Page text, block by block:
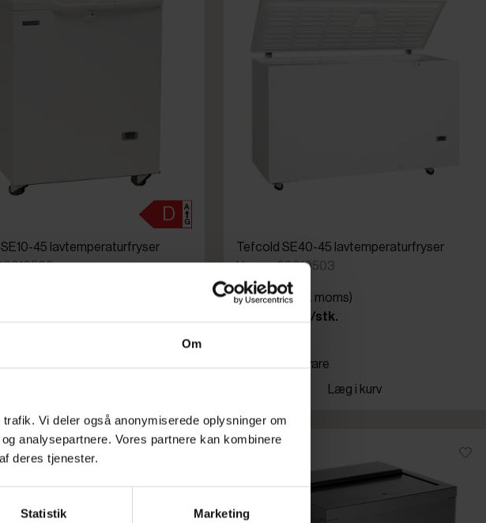
Om
Vi deler også anonymiserede oplysninger om
analysepartnere. Vores partnere kan kombinere
deres tjenester.
Statistik Marketing
SE10-45 lavtemperaturfryser
Tefcold SE40-45 lavtemperaturfryser
Varenr: 80810503
Din pris (ekskl. moms)
8.003,00 kr./stk.
Bestillingsvare
Læg i kurv